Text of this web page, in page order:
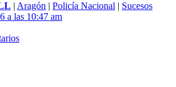
| Aragón | Policía Nacional | Sucesos
a las 10:47 am